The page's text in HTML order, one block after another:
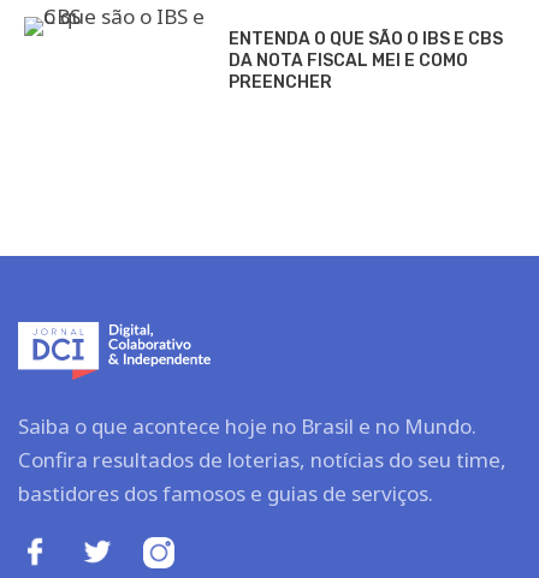
ENTENDA O QUE SÃO O IBS E CBS
DA NOTA FISCAL MEI E COMO
PREENCHER
Saiba o que acontece hoje no Brasil e no Mundo.
Confira resultados de loterias, notícias do seu time,
bastidores dos famosos e guias de serviços.